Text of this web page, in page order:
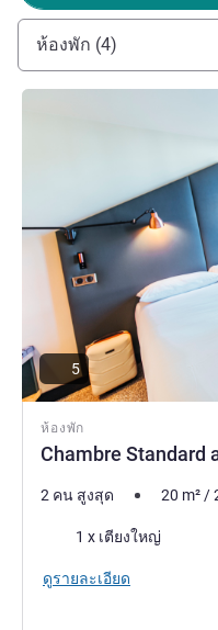
and welcoming spaces
being.
Olivier MATHIS ฝ่ายบริห
ห้องพัก (4)
ห้องพัก
Chambre Standard
ดูรายละเอียด
5
2 คน สูงสุด 20 m²/
เครื่องนอน
1 x เตียงใหญ่
ดูรายละเอียด